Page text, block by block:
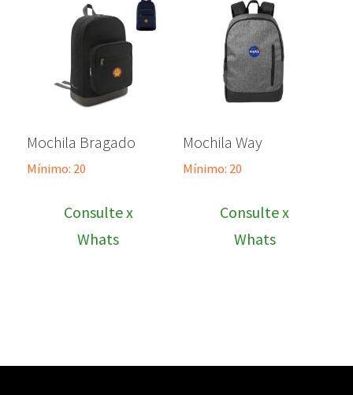
Mochila Bragado
Mínimo: 20
Consulte x
Whats
Mochila Way
Mínimo: 20
Consulte x
Whats